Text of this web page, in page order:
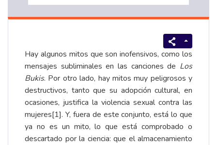
Hay algunos mitos que son inofensivos, como los
mensajes subliminales en las canciones de Los
Bukis. Por otro lado, hay mitos muy peligrosos y
destructivos, tanto que su adopción cultural, en
ocasiones, justifica la violencia sexual contra las
mujeres[1]. Y, fuera de este conjunto, está lo que
ya no es un mito, lo que está comprobado o
descartado por la ciencia: que el almacenamiento